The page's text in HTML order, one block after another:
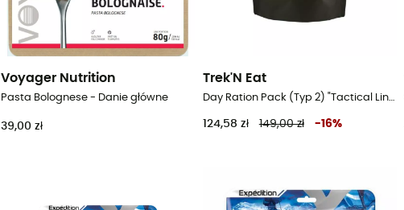
Voyager Nutrition
Pasta Bolognese - Danie główne
39,00 zł
Trek'N Eat
Day Ration Pack (Typ 2) "Tactical Line"- Danie główne
124,58 zł 149,00 zł -16%